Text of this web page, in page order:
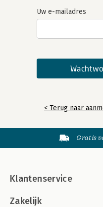
Uw e-mailadres
< Terug naar
Gratis
Klantenservice
Zakelijk